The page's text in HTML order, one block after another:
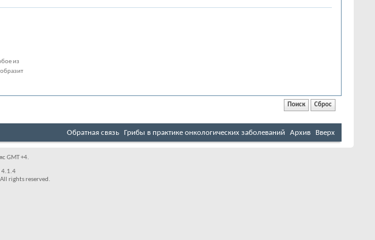
из
Обратная связь Грибы в практике онкологических заболеваний Архив Вверх
GMT +4.
4.1.4
rights reserved.